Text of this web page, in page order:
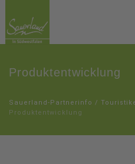
Produktentwicklung
Sauerland-Partnerinfo /
Produktentwicklung